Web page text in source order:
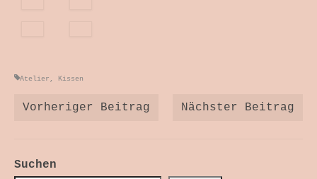
Kurse + Termine
Die Zeit Atmet – SoulPage
Atelier , Kissen
Vorheriger Beitrag Nächster Beitrag
Suchen